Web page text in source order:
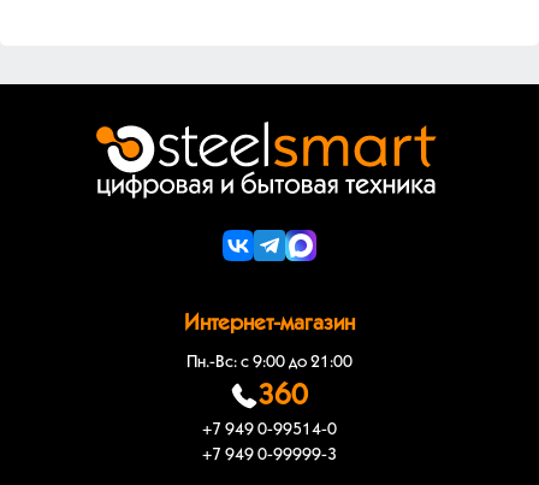
Интернет-магазин
Пн.-Вс: с 9:00 до 21:00
360
+7 949 0-99514-0
+7 949 0-99999-3